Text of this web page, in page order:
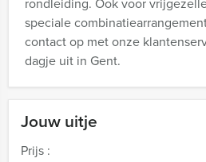
Jouw uitje
Prijs :
speciale
contact op met onze
dagje uit in Gent.